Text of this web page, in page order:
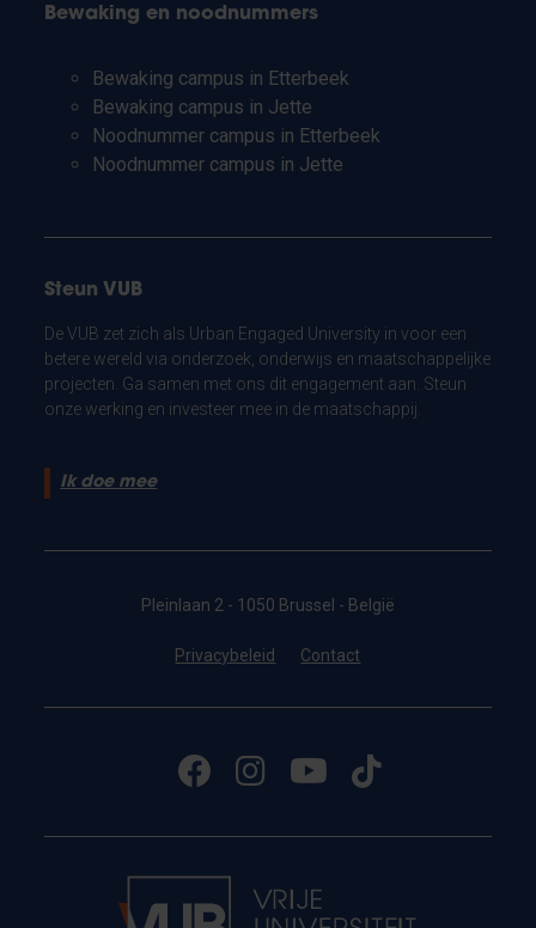
Bewaking en noodnummers
Bewaking campus in Etterbeek
Bewaking campus in Jette
Noodnummer campus in Etterbeek
Noodnummer campus in Jette
Steun VUB
De VUB zet zich als Urban Engaged University in voor een
betere wereld via onderzoek, onderwijs en maatschappelijke
projecten. Ga samen met ons dit engagement aan. Steun
onze werking en investeer mee in de maatschappij.
Ik doe mee
Pleinlaan 2 - 1050 Brussel - België
Privacybeleid Contact